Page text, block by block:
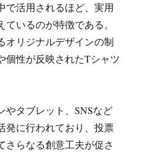
で活用されるほど、実用
いるのが特徴である。
オリジナルデザインの制
個性が反映されたTシャツ
やタブレット、SNSなど
発に行われており、投票
さらなる創意工夫が促さ